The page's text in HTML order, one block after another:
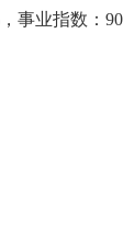
业指数：